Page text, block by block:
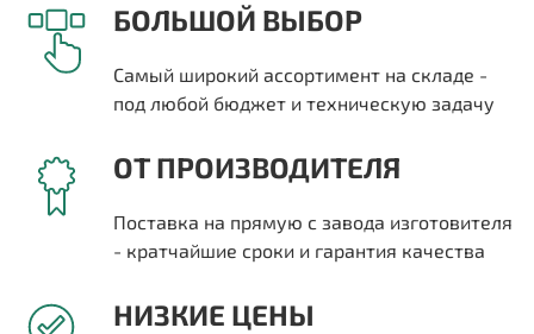
БОЛЬШОЙ ВЫБОР
Самый широкий ассортимент на складе -
под любой бюджет и техническую задачу
ОТ ПРОИЗВОДИТЕЛЯ
Поставка на прямую с завода изготовителя
- кратчайшие сроки и гарантия качества
НИЗКИЕ ЦЕНЫ